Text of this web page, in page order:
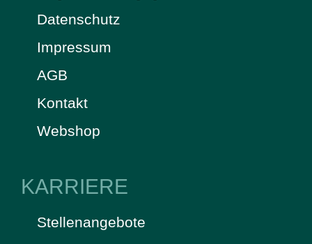
Datenschutz
Impressum
AGB
Kontakt
Webshop
KARRIERE
Stellenangebote